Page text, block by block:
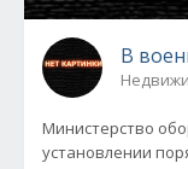
В
Министерство
установлении